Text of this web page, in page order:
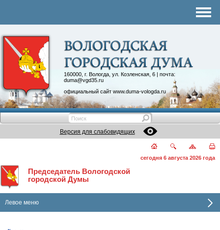
160000, г. Вологда, ул. Козленская, 6 | почта:
duma@vgd35.ru
официальный сайт www.duma-vologda.ru
Контакты
Депутатские объединения
Версия для слабовидящих
сегодня 6 августа 2026 года
Председатель Вологодской
городской Думы
Левое меню